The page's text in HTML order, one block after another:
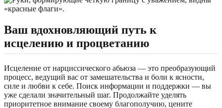
Ваш вдохновляющий путь к
исцелению и процветанию
Исцеление от нарциссического абьюза — это преобразующий
процесс, ведущий вас от замешательства и боли к ясности,
силе и любви к себе. Поиск информации и поддержки — вы
уже сделали значительный шаг. Продолжайте уделять
приоритетное внимание своему благополучию, цените